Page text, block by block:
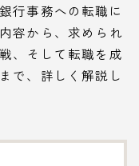
行事務への転職に
容から、求められ
、そして転職を成
で、詳しく解説し